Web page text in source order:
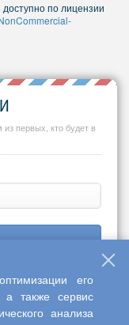
по лицензии
первых, кто будет в
«Интерактив
его
также сервис
анализа